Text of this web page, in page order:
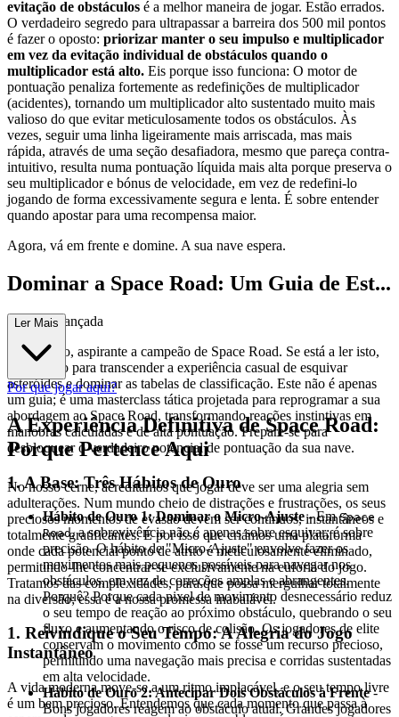
evitação de obstáculos é a melhor maneira de jogar. Estão errados.
O verdadeiro segredo para ultrapassar a barreira dos 500 mil pontos
é fazer o oposto: priorizar manter o seu impulso e multiplicador
em vez da evitação individual de obstáculos quando o
multiplicador está alto. Eis porque isso funciona: O motor de
pontuação penaliza fortemente as redefinições de multiplicador
(acidentes), tornando um multiplicador alto sustentado muito mais
valioso do que evitar meticulosamente todos os obstáculos. Às
vezes, seguir uma linha ligeiramente mais arriscada, mas mais
rápida, através de uma seção desafiadora, mesmo que pareça contra-
intuitivo, resulta numa pontuação líquida mais alta porque preserva o
seu multiplicador e bónus de velocidade, em vez de redefini-lo
jogando de forma excessivamente segura e lenta. É sobre entender
quando apostar para uma recompensa maior.
Agora, vá em frente e domine. A sua nave espera.
Dominar a Space Road: Um Guia de Est...
ratégia Avançada
Bem-vindo, aspirante a campeão de Space Road. Se está a ler isto,
está pronto para transcender a experiência casual de esquivar
asteróides e dominar as tabelas de classificação. Este não é apenas
um guia; é uma masterclass tática projetada para reprogramar a sua
abordagem ao Space Road, transformando reações instintivas em
manobras calculadas e de alta pontuação. Prepare-se para
desbloquear o verdadeiro potencial de pontuação da sua nave.
1. A Base: Três Hábitos de Ouro
Hábito de Ouro 1: Dominar o Micro-Ajuste- EmSpace
Road, a sobrevivência não é apenas sobre esquivar; é sobre
precisão. O hábito de "Micro-Ajuste" envolve fazer os
movimentos mais pequenos possíveis para navegar nos
obstáculos, em vez de correções amplas e abrangentes.
Porquê? Porque cada pixel de movimento desnecessário reduz
o seu tempo de reação ao próximo obstáculo, quebrando o seu
fluxo e aumentando o risco de colisão. Os jogadores de elite
conservam o movimento como se fosse um recurso precioso,
permitindo uma navegação mais precisa e corridas sustentadas
em alta velocidade.
Hábito de Ouro 2: Antecipar Dois Obstáculos à Frente-
Bons jogadores reagem ao obstáculo atual. Grandes jogadores
Ler Mais
Por que jogar aqui?
A Experiência Definitiva de Space Road:
Porque Pertence Aqui
No nosso cerne, acreditamos que jogar deve ser uma alegria sem
adulterações. Num mundo cheio de distrações e frustrações, os seus
preciosos momentos de evasão devem ser contínuos, instantâneos e
totalmente gratificantes. É por isso que criámos uma plataforma
onde cada potencial ponto de atrito é meticulosamente eliminado,
permitindo-lhe concentrar-se exclusivamente na euforia do jogo.
Tratamos das complexidades, para que possa mergulhar totalmente
na diversão; essa é a nossa promessa inabalável.
1. Reivindique o Seu Tempo: A Alegria do Jogo
Instantâneo
A vida moderna move-se a um ritmo implacável, e o seu tempo livre
é um bem precioso. Entendemos que cada momento que passa à